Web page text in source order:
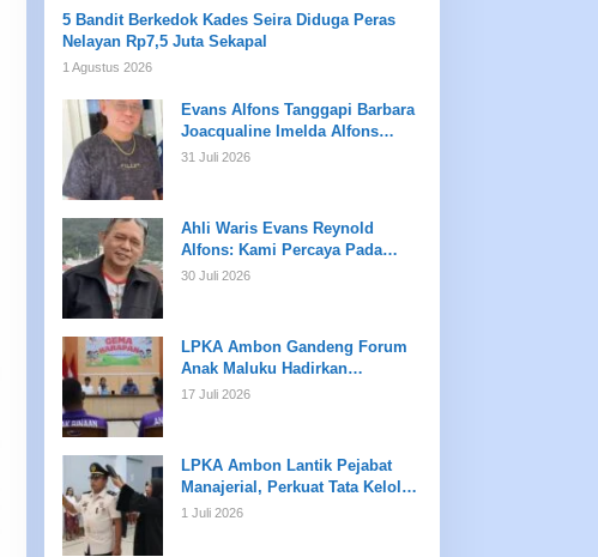
5 Bandit Berkedok Kades Seira Diduga Peras
Nelayan Rp7,5 Juta Sekapal
1 Agustus 2026
Evans Alfons Tanggapi Barbara
Joacqualine Imelda Alfons
Mengenai Status Ahli Waris dan
31 Juli 2026
Ahli Waris Evans Reynold
Alfons: Kami Percaya Pada
Hukum, Bukan Opini
30 Juli 2026
LPKA Ambon Gandeng Forum
Anak Maluku Hadirkan
Pembinaan Psikologis dan
17 Juli 2026
LPKA Ambon Lantik Pejabat
Manajerial, Perkuat Tata Kelola
dan Kualitas Layanan
1 Juli 2026